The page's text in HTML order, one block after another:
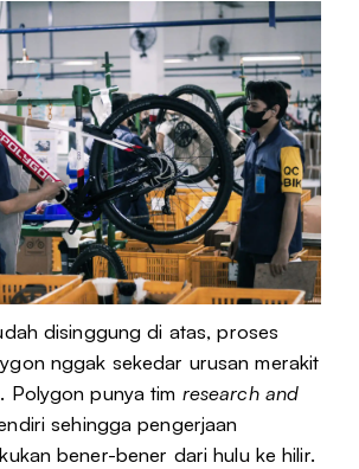
disinggung di atas, proses
nggak sekedar urusan merakit
Polygon punya tim research and
sehingga pengerjaan
bener-bener dari hulu ke hilir.